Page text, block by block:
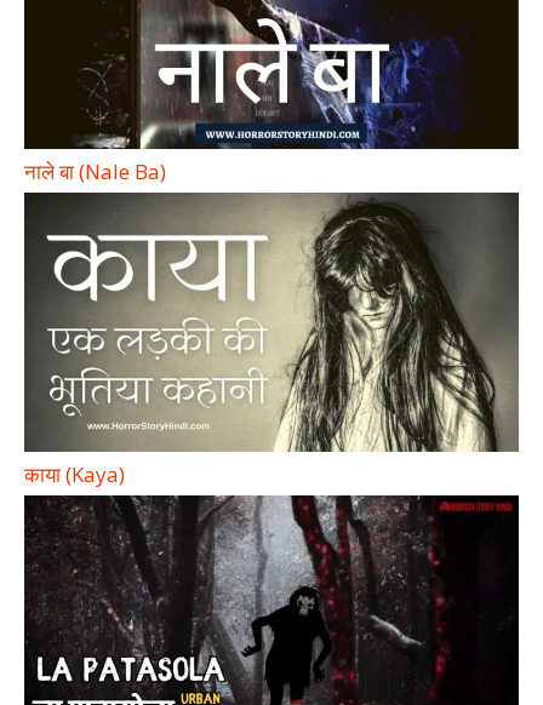
नाले बा (Nale Ba)
काया (Kaya)